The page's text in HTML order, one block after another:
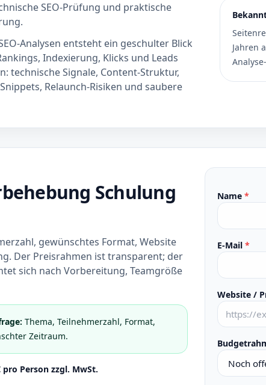
SEO-Prüfung und praktische
Analysen entsteht ein geschulter Blick
Indexierung, Klicks und Leads
technische Signale, Content-Struktur,
Relaunch-Risiken und saubere
Jahren
Schulung
gewünschtes Format, Website
Der Preisrahmen ist transparent; der
sich nach Vorbereitung, Teamgröße
Thema, Teilnehmerzahl, Format,
Zeitraum.
pro Person zzgl. MwSt.
Name *
E-Mail *
Website /